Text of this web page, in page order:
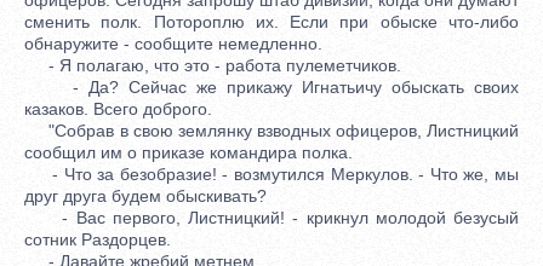
сменить полк. Потороплю их. Если при обыске что-либо
обнаружите - сообщите немедленно.
- Я полагаю, что это - работа пулеметчиков.
- Да? Сейчас же прикажу Игнатьичу обыскать своих
казаков. Всего доброго.
"Собрав в свою землянку взводных офицеров, Листницкий
сообщил им о приказе командира полка.
- Что за безобразие! - возмутился Меркулов. - Что же, мы
друг друга будем обыскивать?
- Вас первого, Листницкий! - крикнул молодой безусый
сотник Раздорцев.
- Давайте жребий метнем.